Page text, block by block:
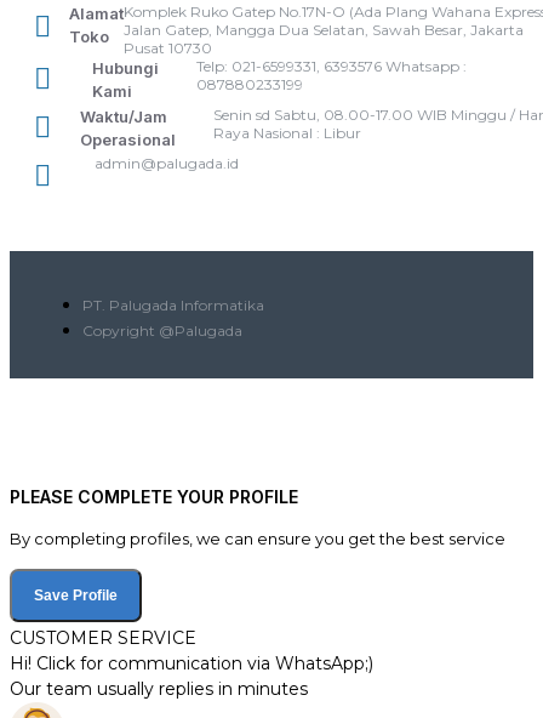
Alamat
Toko
Komplek Ruko Gatep No.17N-O (Ada Plang Wahana
Jalan Gatep, Mangga Dua Selatan, Sawah Besar, Jakarta
Pusat 10730
Hubungi
Kami
Telp: 021-6599331, 6393576 Whatsapp :
087880233199
Waktu/Jam
Operasional
Senin sd Sabtu, 08.00-17.00 WIB Minggu /
Raya Nasional : Libur
admin@palugada.id
PT. Palugada Informatika
Copyright @Palugada
PLEASE COMPLETE YOUR PROFILE
By completing profiles, we can ensure you get the best service
Save Profile
CUSTOMER SERVICE
Hi! Click for communication via WhatsApp;)
Our team usually replies in minutes